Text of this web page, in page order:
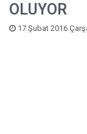
OLUYOR
17 Şubat 2016